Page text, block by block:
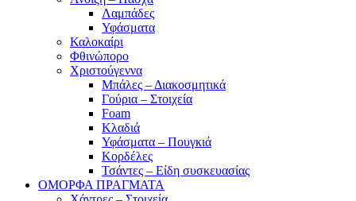
Λαμπάδες
Υφάσματα
Καλοκαίρι
Φθινώπορο
Χριστούγεννα
Μπάλες – Διακοσμητικά
Γούρια – Στοιχεία
Foam
Κλαδιά
Υφάσματα – Πουγκιά
Κορδέλες
Τσάντες – Είδη συσκευασίας
ΟΜΟΡΦΑ ΠΡΑΓΜΑΤΑ